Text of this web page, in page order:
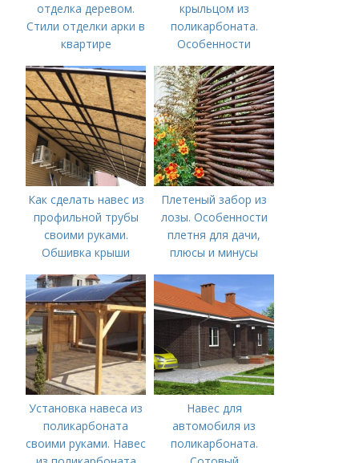
отделка деревом.
Стили отделки арки в
квартире
крыльцом из
поликарбоната.
Особенности
поликарбоната над
крыльцом
Как сделать навес из
профильной трубы
своими руками.
Обшивка крыши
Плетеный забор из
лозы. Особенности
плетня для дачи,
плюсы и минусы
Установка навеса из
поликарбоната
своими руками. Навес
Навес для
автомобиля из
поликарбоната.